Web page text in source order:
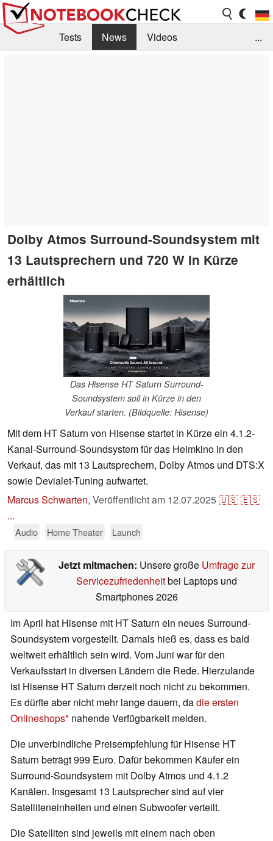
Tests News
Videos
...
Dolby Atmos Surround-Soundsystem mit
13 Lautsprechern und 720 W in Kürze
erhältlich
Das Hisense HT Saturn Surround-
Soundsystem soll in Kürze in den
Verkauf starten. (Bildquelle: Hisense)
Mit dem HT Saturn von Hisense startet in Kürze ein 4.1.2-
Kanal-Surround-Soundsystem für das Heimkino in den
Verkauf, das mit 13 Lautsprechern, Dolby Atmos und DTS:X
sowie Devialet-Tuning aufwartet.
Marcus Schwarten, Veröffentlicht am 12.07.2025🇺🇸🇪🇸
...
Audio Home Theater Launch
Jetzt mitmachen: Unsere große Umfrage zur
Servicezufriedenheitbei Laptops und
Smartphones 2026
Im April hat Hisense mit HT Saturn ein neues Surround-
Soundsystem vorgestellt. Damals hieß es, dass es bald
weltweit erhältlich sein wird. Vom Juni war für den
Verkaufsstart in diversen Ländern die Rede. Hierzulande
ist Hisense HT Saturn derzeit noch nicht zu bekommen.
Es dürfte aber nicht mehr lange dauern, dadie ersten
Onlineshops nahende Verfügbarkeit melden.
Die unverbindliche Preisempfehlung für Hisense HT
Saturn beträgt 999 Euro. Dafür bekommen Käufer ein
Surround-Soundsystem mit Dolby Atmos und 4.1.2
Kanälen. Insgesamt 13 Lautsprecher sind auf vier
Satelliteneinheiten und einen Subwoofer verteilt.
Die Satelliten sind jeweils mit einem nach oben